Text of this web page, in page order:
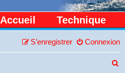
Accueil Technique
Connexion
S’enregistrer